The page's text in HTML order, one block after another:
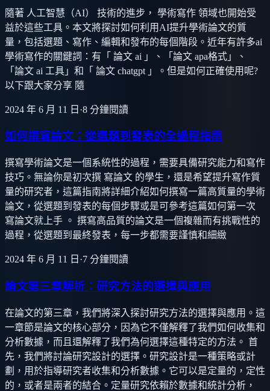
隨著 人工智慧（AI） 技術的進步， 學術寫作 領域也開始受
益於這些工具。本文將探討如何利用AI提升學術論文的質
量，包括選題、寫作、編輯和發布的每個階段。近年有許多ai
學術寫作的關鍵詞：有「 論文 ai 」、「論文 apa格式」、
「論文 ai 工具」和「 論文 chatgpt 」。但是如何正確使用呢?
以下跟大家分享 隨
2024 年 6 月 11 日 ·8 分鐘閱讀
如何撰寫論文：從選題到發表的全過程指南
撰寫學術論文是一個系統性的過程，需要具備研究能力和寫作
技巧。無論你是初次撰 寫論文 的學生，還是希望提升寫作質
量的研究者，這篇指南將詳細介紹如何撰寫一篇高質量的學術
論文，從選題到發表的每個步驟或是可參考這篇如何第一次
寫論文就上手 。 撰寫高品質的論文是一個複雜而有挑戰性的
過程，從選題到最終發表，每一步都需要謹慎和細緻
2024 年 6 月 11 日 ·7 分鐘閱讀
論文第三章解析：研究方法的選擇與應用
在論文的第三章，我們將深入探討研究方法的選擇與應用。這
一章節是論文的核心部分，因為它不僅解釋了我們如何收集和
分析數據，而且還解釋了我們為何選擇這種特定的方法。 首
先，我們將討論研究設計的選擇。研究設計是一種策略或計
劃，用於指導研究者收集和分析數據。它可以是定量的，定性
的，或者是兩者的結合。定量研究依賴於數據和統計分析，